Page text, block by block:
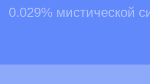
0.029% мистической